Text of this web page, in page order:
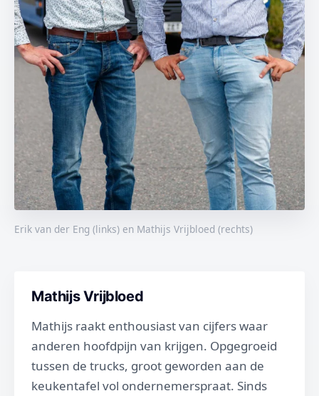
Erik van der Eng (links) en Mathijs Vrijbloed (rechts)
Mathijs Vrijbloed
Mathijs raakt enthousiast van cijfers waar
anderen hoofdpijn van krijgen. Opgegroeid
tussen de trucks, groot geworden aan de
keukentafel vol ondernemerspraat. Sinds